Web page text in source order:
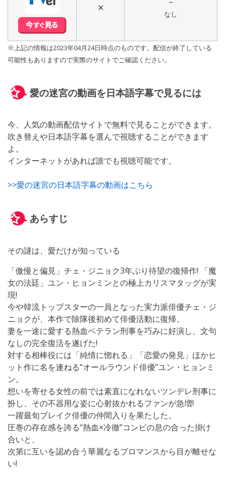
✕
なし
※上記の情報は2023年04月24日時点のものです。配信が終了している
可能性もありますので実際のサイトでご確認ください。
愛の迷宮の動画を日本語字幕で見るには
今、人気の動画配信サイトで無料で見ることができます。
吹き替えや日本語字幕を選んで視聴することができます
よ。
インターネットがあれば誰でも視聴可能です。
>>愛の迷宮の日本語字幕の動画はこちら
あらすじ
その謎は、愛だけが知っている
「傲慢と偏見」チェ・ジニョク3年ぶり待望の復帰作! 「魔
女の法廷」ユン・ヒョンミンとの極上カリスマタッグが実
現!
今や韓流トップスターの一員となった実力派俳優チェ・ジ
ニョクが、本作で除隊後初めて俳優活動に復帰。
妻を一途に愛する熱血ベテラン刑事を巧みに好演し、文句
なしの完全復活を遂げた!
対する相棒役には「純情に惚れる」「恋愛の発見」ほかヒ
ット作に名を連ねる“オールラウンド俳優”ユン・ヒョンミ
ン。
想いを寄せる女性の前では素直になれないツンデレ刑事に
扮し、その不器用な姿に心射抜かれるファンが急増!
一躍最旬ブレイク俳優の仲間入りを果たした。
圧巻の存在感を誇る“熱血×冷徹”コンビの息の合った掛け
合いと、
次第に互いを認め合う華麗なるブロマンスから目が離せな
い!